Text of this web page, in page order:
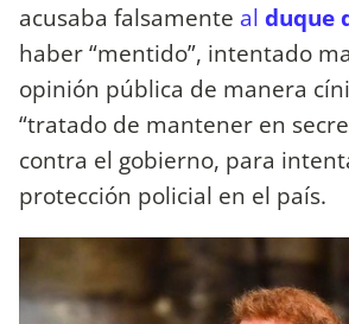
acusaba falsamente al duque
haber “mentido”, intentado
opinión pública de manera
“tratado de mantener en
contra el gobierno, para
protección policial en el país.